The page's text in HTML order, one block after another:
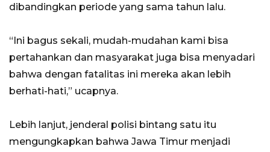
dibandingkan periode yang sama tahun lalu.
“Ini bagus sekali, mudah-mudahan kami bisa
pertahankan dan masyarakat juga bisa menyadari
bahwa dengan fatalitas ini mereka akan lebih
berhati-hati,” ucapnya.
Lebih lanjut, jenderal polisi bintang satu itu
mengungkapkan bahwa Jawa Timur menjadi